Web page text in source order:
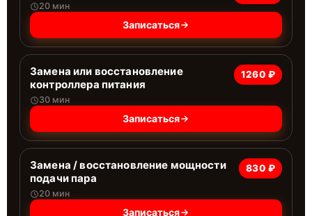
20 мин
Записаться
Замена или восстановление
контроллера питания
30 мин
1260 ₽
Записаться
Замена / восстановление мощности
подачи пара
20 мин
830 ₽
Записаться